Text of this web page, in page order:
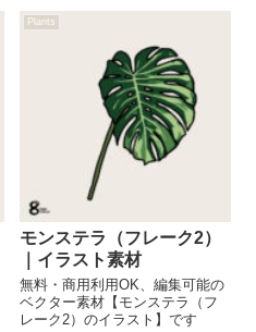
Plants
モンステラ（フレーク2）
｜イラスト素材
無料・商用利用OK、編集可能の
ベクター素材【モンステラ（フ
レーク2）のイラスト】です